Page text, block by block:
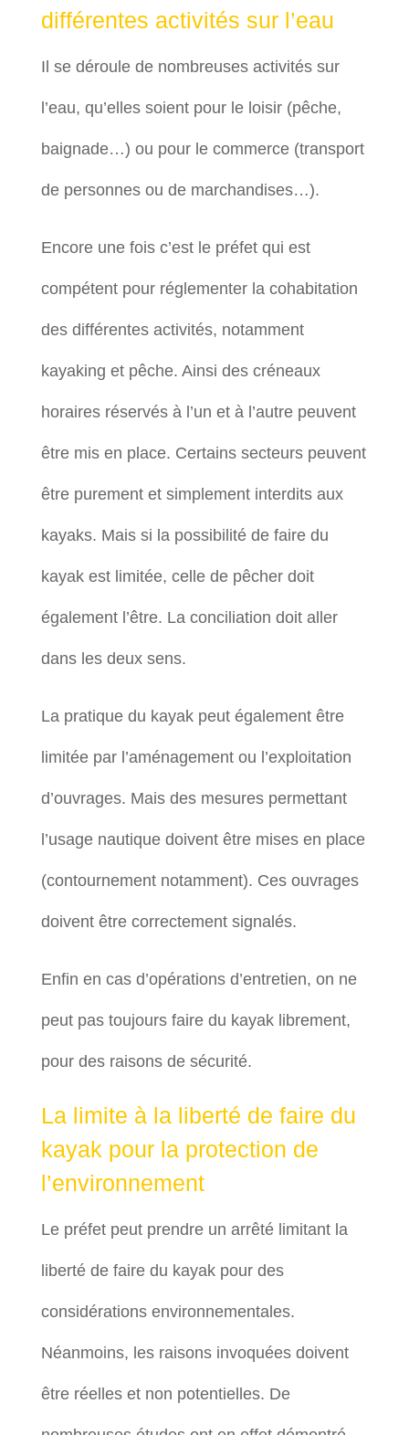
différentes activités sur l’eau
Il se déroule de nombreuses activités sur
l’eau, qu’elles soient pour le loisir (pêche,
baignade…) ou pour le commerce (transport
de personnes ou de marchandises…).
Encore une fois c’est le préfet qui est
compétent pour réglementer la cohabitation
des différentes activités, notamment
kayaking et pêche. Ainsi des créneaux
horaires réservés à l’un et à l’autre peuvent
être mis en place. Certains secteurs peuvent
être purement et simplement interdits aux
kayaks. Mais si la possibilité de faire du
kayak est limitée, celle de pêcher doit
également l’être. La conciliation doit aller
dans les deux sens.
La pratique du kayak peut également être
limitée par l’aménagement ou l’exploitation
d’ouvrages. Mais des mesures permettant
l’usage nautique doivent être mises en place
(contournement notamment). Ces ouvrages
doivent être correctement signalés.
Enfin en cas d’opérations d’entretien, on ne
peut pas toujours faire du kayak librement,
pour des raisons de sécurité.
La limite à la liberté de faire du
kayak pour la protection de
l’environnement
Le préfet peut prendre un arrêté limitant la
liberté de faire du kayak pour des
considérations environnementales.
Néanmoins, les raisons invoquées doivent
être réelles et non potentielles. De